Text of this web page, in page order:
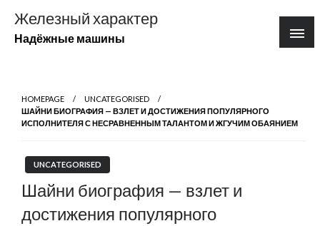
содержимому
Железный характер
Надёжные машины
HOMEPAGE
UNCATEGORISED
ШАЙНИ БИОГРАФИЯ — ВЗЛЕТ И ДОСТИЖЕНИЯ ПОПУЛЯРНОГО
ИСПОЛНИТЕЛЯ С НЕСРАВНЕННЫМ ТАЛАНТОМ И ЖГУЧИМ ОБАЯНИЕМ
UNCATEGORISED
Шайни биография — взлет и
достижения популярного